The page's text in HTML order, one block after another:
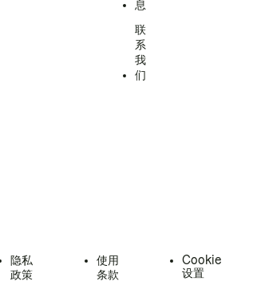
息
联
系
我
们
隐私
政策
使用
条款
Cookie
设置